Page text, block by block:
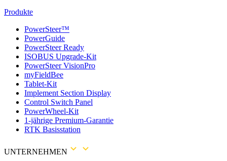
Produkte
PowerSteer™
PowerGuide
PowerSteer Ready
ISOBUS Upgrade-Kit
PowerSteer VisionPro
myFieldBee
Tablet-Kit
Implement Section Display
Control Switch Panel
PowerWheel-Kit
1-jährige Premium-Garantie
RTK Basisstation
UNTERNEHMEN